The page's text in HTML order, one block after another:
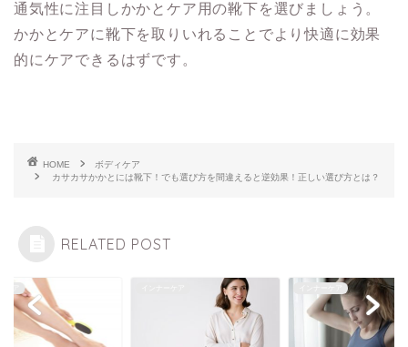
通気性に注目しかかとケア用の靴下を選びましょう。
かかとケアに靴下を取りいれることでより快適に効果
的にケアできるはずです。
HOME
ボディケア
カサカサかかとには靴下！でも選び方を間違えると逆効果！正しい選び方とは？
RELATED POST